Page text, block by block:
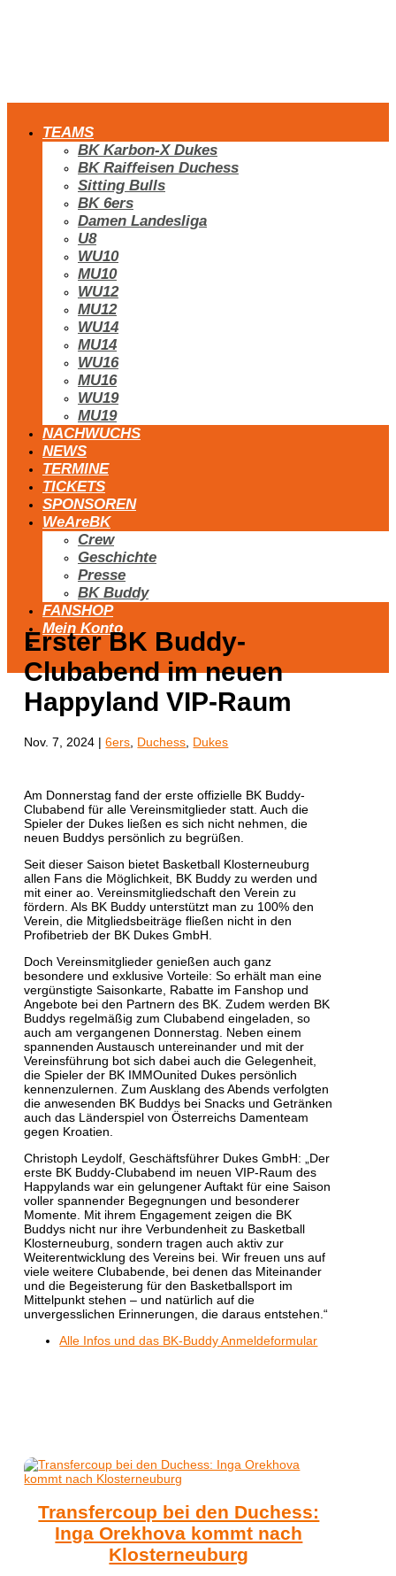
TEAMS
BK Karbon-X Dukes
BK Raiffeisen Duchess
Sitting Bulls
BK 6ers
Damen Landesliga
U8
WU10
MU10
WU12
MU12
WU14
MU14
WU16
MU16
WU19
MU19
NACHWUCHS
NEWS
TERMINE
TICKETS
SPONSOREN
WeAreBK
Crew
Geschichte
Presse
BK Buddy
FANSHOP
Mein Konto
Erster BK Buddy-
Clubabend im neuen
Happyland VIP-Raum
Nov. 7, 2024 |6ers Duchess Dukes
Am Donnerstag fand der erste offizielle BK Buddy-
Clubabend für alle Vereinsmitglieder statt. Auch die
Spieler der Dukes ließen es sich nicht nehmen, die
neuen Buddys persönlich zu begrüßen.
Seit dieser Saison bietet Basketball Klosterneuburg
allen Fans die Möglichkeit, BK Buddy zu werden und
mit einer ao. Vereinsmitgliedschaft den Verein zu
fördern. Als BK Buddy unterstützt man zu 100% den
Verein, die Mitgliedsbeiträge fließen nicht in den
Profibetrieb der BK Dukes GmbH.
Doch Vereinsmitglieder genießen auch ganz
besondere und exklusive Vorteile: So erhält man eine
vergünstigte Saisonkarte, Rabatte im Fanshop und
Angebote bei den Partnern des BK. Zudem werden BK
Buddys regelmäßig zum Clubabend eingeladen, so
auch am vergangenen Donnerstag. Neben einem
spannenden Austausch untereinander und mit der
Vereinsführung bot sich dabei auch die Gelegenheit,
die Spieler der BK IMMOunited Dukes persönlich
kennenzulernen. Zum Ausklang des Abends verfolgten
die anwesenden BK Buddys bei Snacks und Getränken
auch das Länderspiel von Österreichs Damenteam
gegen Kroatien.
Christoph Leydolf, Geschäftsführer Dukes GmbH: „Der
erste BK Buddy-Clubabend im neuen VIP-Raum des
Happylands war ein gelungener Auftakt für eine Saison
voller spannender Begegnungen und besonderer
Momente. Mit ihrem Engagement zeigen die BK
Buddys nicht nur ihre Verbundenheit zu Basketball
Klosterneuburg, sondern tragen auch aktiv zur
Weiterentwicklung des Vereins bei. Wir freuen uns auf
viele weitere Clubabende, bei denen das Miteinander
und die Begeisterung für den Basketballsport im
Mittelpunkt stehen – und natürlich auf die
unvergesslichen Erinnerungen, die daraus entstehen.“
Alle Infos und das BK-Buddy Anmeldeformular
Transfercoup bei den Duchess:
Inga Orekhova kommt nach
Klosterneuburg